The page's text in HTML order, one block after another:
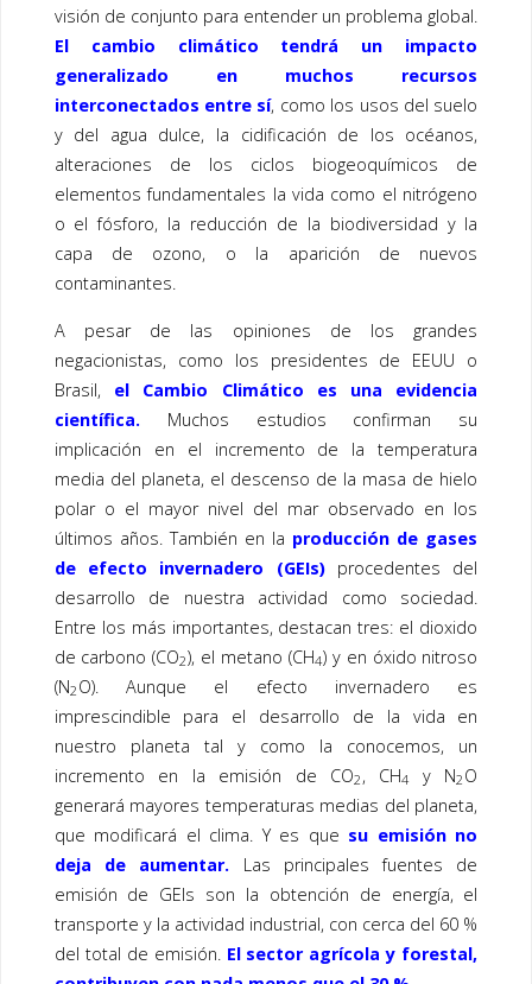
visión de conjunto para entender un problema global.
El cambio climático tendrá un impacto
generalizado en muchos recursos
interconectados entre sí, como los usos del suelo
y del agua dulce, la cidificación de los océanos,
alteraciones de los ciclos biogeoquímicos de
elementos fundamentales la vida como el nitrógeno
o el fósforo, la reducción de la biodiversidad y la
capa de ozono, o la aparición de nuevos
contaminantes.
A pesar de las opiniones de los grandes
negacionistas, como los presidentes de EEUU o
Brasil, el Cambio Climático es una evidencia
científica.
Muchos estudios confirman su
implicación en el incremento de la temperatura
media del planeta, el descenso de la masa de hielo
polar o el mayor nivel del mar observado en los
últimos años. También en la producción de gases
de efecto invernadero (GEIs) procedentes del
desarrollo de nuestra actividad como sociedad.
Entre los más importantes, destacan tres: el dioxido
de carbono (CO2), el metano (CH4) y en óxido nitroso
(N2 O). Aunque el efecto invernadero es
imprescindible para el desarrollo de la vida en
nuestro planeta tal y como la conocemos, un
incremento en la emisión de CO2 , CH4 y N2 O
generará mayores temperaturas medias del planeta,
que modificará el clima. Y es que su emisión no
deja de aumentar. Las principales fuentes de
emisión de GEIs son la obtención de energía, el
transporte y la actividad industrial, con cerca del 60 %
del total de emisión. El sector agrícola y forestal,